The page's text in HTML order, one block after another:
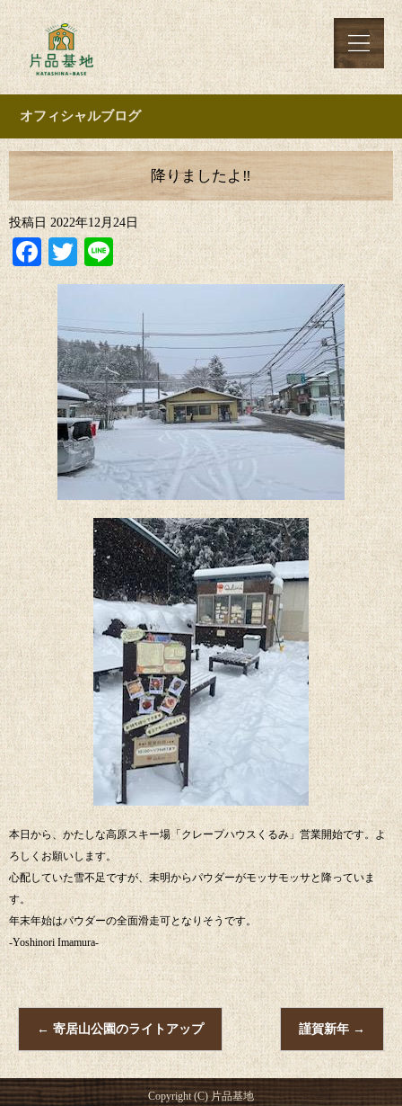
オフィシャルブログ
降りましたよ‼︎
投稿日 2022年12月24日
Facebook
Twitter
Line
本日から、かたしな高原スキー場「クレープハウスくるみ」営業開始です。よ
ろしくお願いします。
心配していた雪不足ですが、未明からパウダーがモッサモッサと降っていま
す。
年末年始はパウダーの全面滑走可となりそうです。
-Yoshinori Imamura-
← 寄居山公園のライトアップ 謹賀新年 →
Copyright (C) 片品基地